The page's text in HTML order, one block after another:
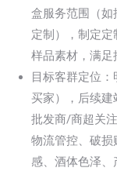
盒服务范围（
定制），制定
样品素材，满足
目标客群定位
买家），后续建
批发商/商超关
物流管控、破
感、酒体色泽